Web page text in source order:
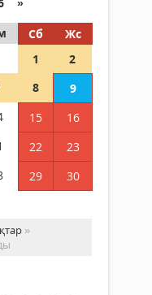
Сб
Жс
1
2
8
9
15
16
22
23
29
30
»